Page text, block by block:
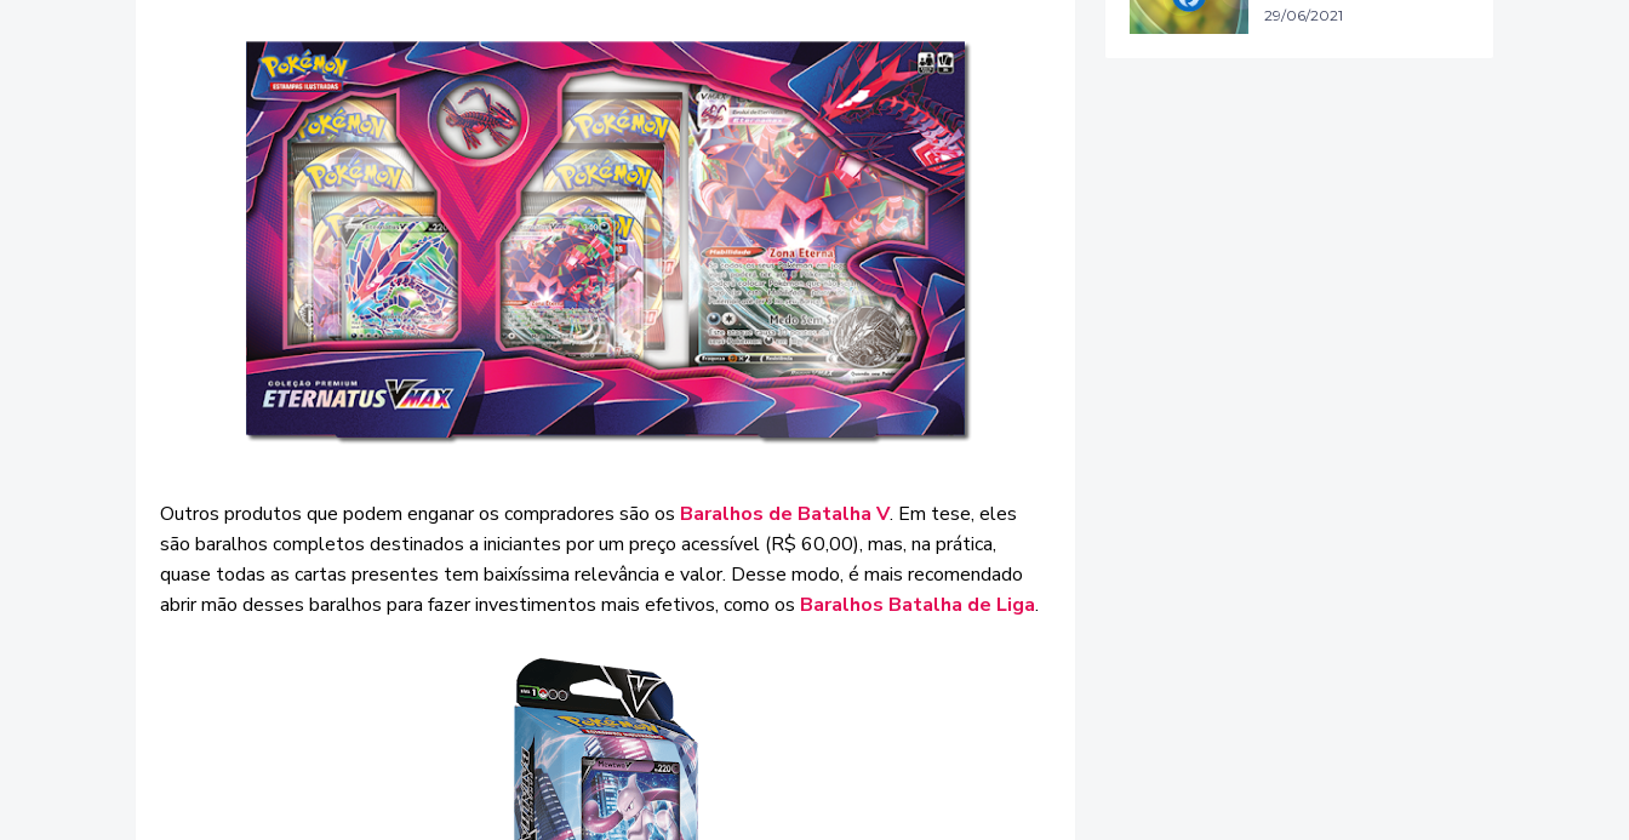
Outros produtos que podem enganar os compradores são os Baralhos de Batalha V. Em tese, eles
são baralhos completos destinados a iniciantes por um preço acessível (R$ 60,00), mas, na prática,
quase todas as cartas presentes tem baixíssima relevância e valor. Desse modo, é mais recomendado
abrir mão desses baralhos para fazer investimentos mais efetivos, como os Baralhos Batalha de Liga.
29/06/2021